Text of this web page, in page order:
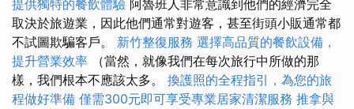
提供獨特的餐飲體驗 阿魯班人非常意識到他們的經濟完全
取決於旅遊業，因此他們通常對遊客，甚至街頭小販通常都
不試圖欺騙客戶。 新竹整復服務 選擇高品質的餐飲設備，
提升營業效率 （當然，就像我們在每次旅行中所做的那
樣，我們根本不應該太多。 換護照的全程指引，為您的旅
程做好準備 僅需300元即可享受專業居家清潔服務 推拿與